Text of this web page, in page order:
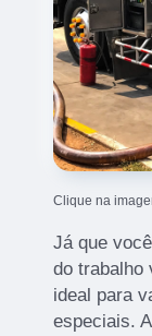
Clique na
Já que
do trabalho
ideal para
especiais.